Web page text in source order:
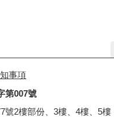
事項
第007號
號2樓部份、3樓、4樓、5樓